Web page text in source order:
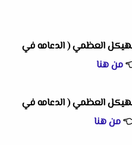
العظمي ( الدعامه في
من هنا
العظمي ( الدعامه في
من هنا